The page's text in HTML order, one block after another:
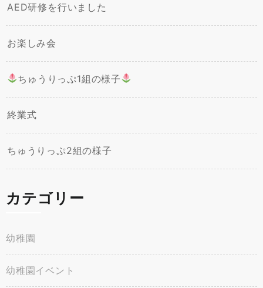
AED研修を行いました
お楽しみ会
ちゅうりっぷ1組の様子
終業式
ちゅうりっぷ2組の様子
カテゴリー
幼稚園
幼稚園イベント